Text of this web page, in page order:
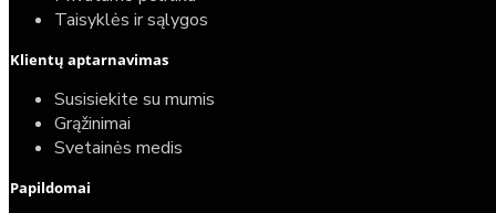
Taisyklės ir sąlygos
Klientų aptarnavimas
Susisiekite su mumis
Grąžinimai
Svetainės medis
Papildomai